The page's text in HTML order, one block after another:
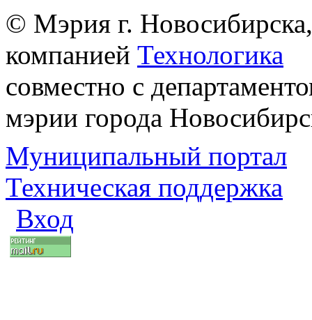
© Мэрия г.
компанией Технологика
совместно с
мэрии города
Муниципальный портал
Техническая поддержка
Вход